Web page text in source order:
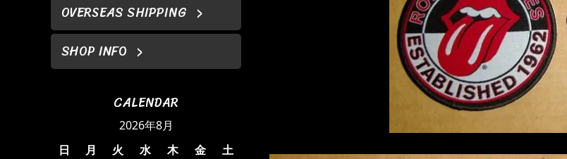
OVERSEAS SHIPPING
SHOP INFO
CALENDAR
2026年8月
日
月 火 水 木 金 土